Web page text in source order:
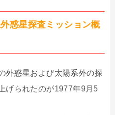
惑星探査ミッション概
外惑星および太陽系外の探
げられたのが1977年9月5